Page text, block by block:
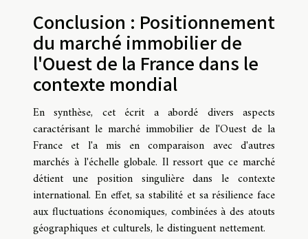
Conclusion : Positionnement
du marché immobilier de
l'Ouest de la France dans le
contexte mondial
En synthèse, cet écrit a abordé divers aspects
caractérisant le marché immobilier de l'Ouest de la
France et l'a mis en comparaison avec d'autres
marchés à l'échelle globale. Il ressort que ce marché
détient une position singulière dans le contexte
international. En effet, sa stabilité et sa résilience face
aux fluctuations économiques, combinées à des atouts
géographiques et culturels, le distinguent nettement.